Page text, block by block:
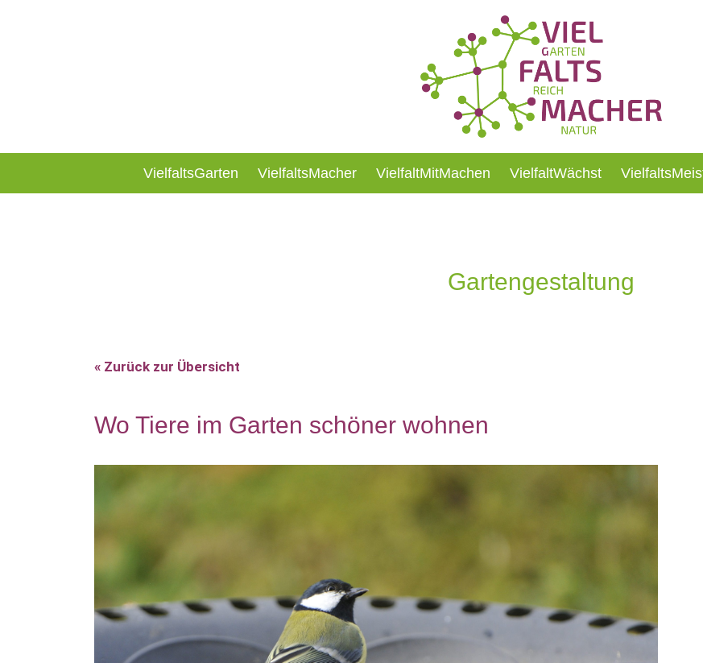
VielfaltsGarten VielfaltsMacher VielfaltMitMachen VielfaltWächst
Gartengestaltung
« Zurück zur Übersicht
Wo Tiere im Garten schöner wohnen